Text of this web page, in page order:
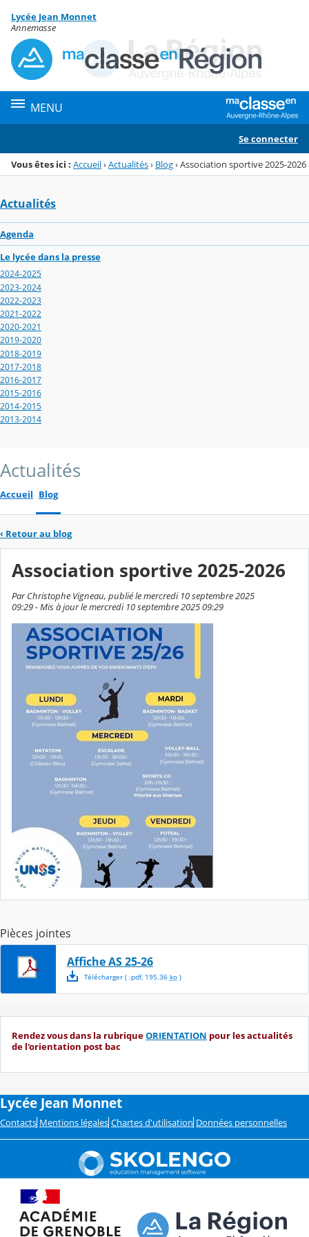
Menu de la rubrique
Contenu
Lycée Jean Monnet
Annemasse
MENU
Se connecter
Vous êtes ici : Accueil›Actualités› Blog›Association sportive 2025-2026
Actualités
Agenda
Le lycée dans la presse
2024-2025
2023-2024
2022-2023
2021-2022
2020-2021
2019-2020
2018-2019
2017-2018
2016-2017
2015-2016
2014-2015
2013-2014
Actualités
Accueil Blog
‹ Retour au blog
Association sportive 2025-2026
Par Christophe Vigneau, publié le mercredi 10 septembre 2025
09:29 - Mis à jour le mercredi 10 septembre 2025 09:29
Pièces jointes
Affiche AS 25-26
Télécharger( .pdf, 195.36 ko)
Rendez vous dans la rubriqueORIENTATION pour les actualités
de l'orientation post bac
Lycée Jean Monnet
Contacts Mentions légales Chartes d'utilisation Données personnelles